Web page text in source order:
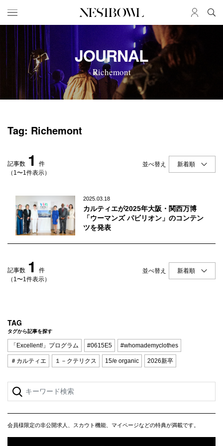
HOME
求人検索
新着求人
ブランド一覧
インタビュー
ニュース＆イベント
データ
SERVICE
初めての方へ
Q&A
企業担当の方へ
ログイン
JOURNAL
Richemont
Tag: Richemont
記事数 1
件
（1〜1件表示）
並べ替え
2025.03.18
カルティエが2025年大阪・関西万博
「ウーマンズ パビリオン」のコンテン
ツを発表
記事数 1
件
（1〜1件表示）
並べ替え
TAG
タグから記事を探す
「Excellent!」プログラム #0615E5 #whomademyclothes
＃カルティエ １－クテリクス 15/e organic 2026新卒
会員様限定の非公開求人、スカウト機能、マイページなどの特典が満載です。